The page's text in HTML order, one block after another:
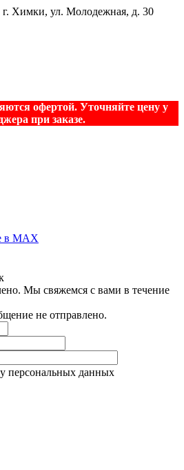
г. Химки, ул. Молодежная, д. 30
офертой. Уточняйте цену у
при заказе.
в MAX
Мы свяжемся с вами в течение
не отправлено.
персональныx данных